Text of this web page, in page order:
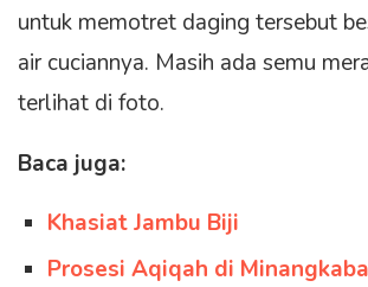
untuk memotret daging tersebut
air cuciannya. Masih ada semu
terlihat di foto.
Baca juga:
Khasiat Jambu Biji
Prosesi Aqiqah di